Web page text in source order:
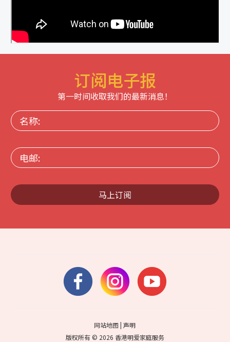
订阅电子报
第一时间收取我们的最新消息！
名
称:
电
邮:
马上订阅
网站地图 |声明
版权所有 © 2026 香港明爱家庭服务